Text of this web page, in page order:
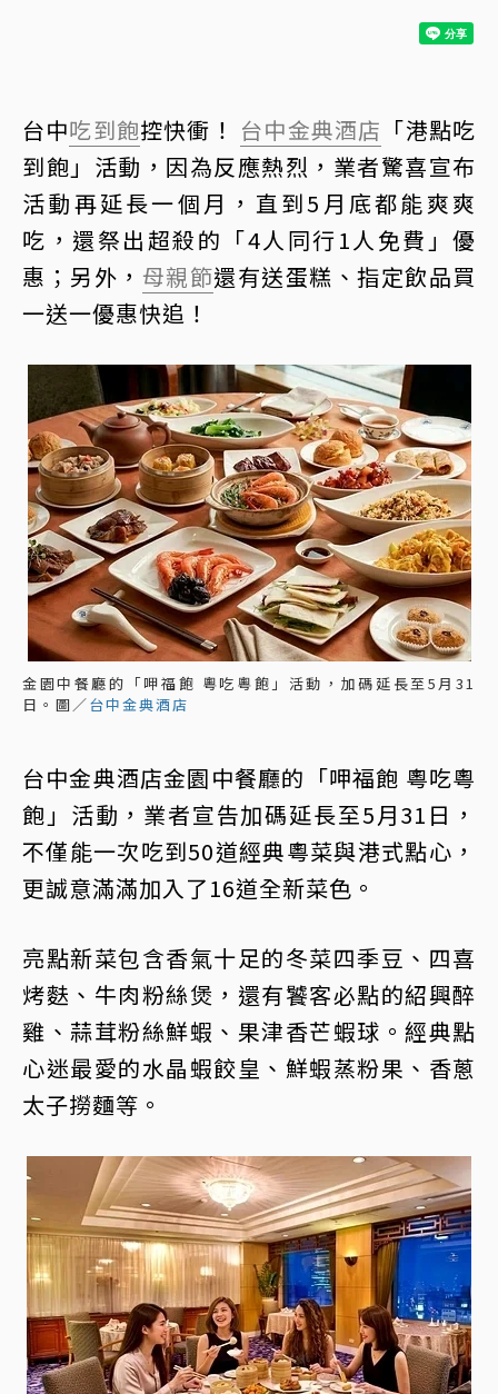
台中吃到飽控快衝！ 台中金典酒店 「港點吃
到飽」活動，因為反應熱烈，業者驚喜宣布
活動再延長一個月，直到5月底都能爽爽
吃，還祭出超殺的「4人同行1人免費」優
惠；另外， 母親節還有送蛋糕、指定飲品買
一送一優惠快追！
金園中餐廳的「呷福飽 粵吃粵飽」活動，加碼延長至5月31
日。圖／台中金典酒店
台中金典酒店金園中餐廳的「呷福飽 粵吃粵
飽」活動，業者宣告加碼延長至5月31日，
不僅能一次吃到50道經典粵菜與港式點心，
更誠意滿滿加入了16道全新菜色。
亮點新菜包含香氣十足的冬菜四季豆、四喜
烤麩、牛肉粉絲煲，還有饕客必點的紹興醉
雞、蒜茸粉絲鮮蝦、果津香芒蝦球。經典點
心迷最愛的水晶蝦餃皇、鮮蝦蒸粉果、香蔥
太子撈麵等。